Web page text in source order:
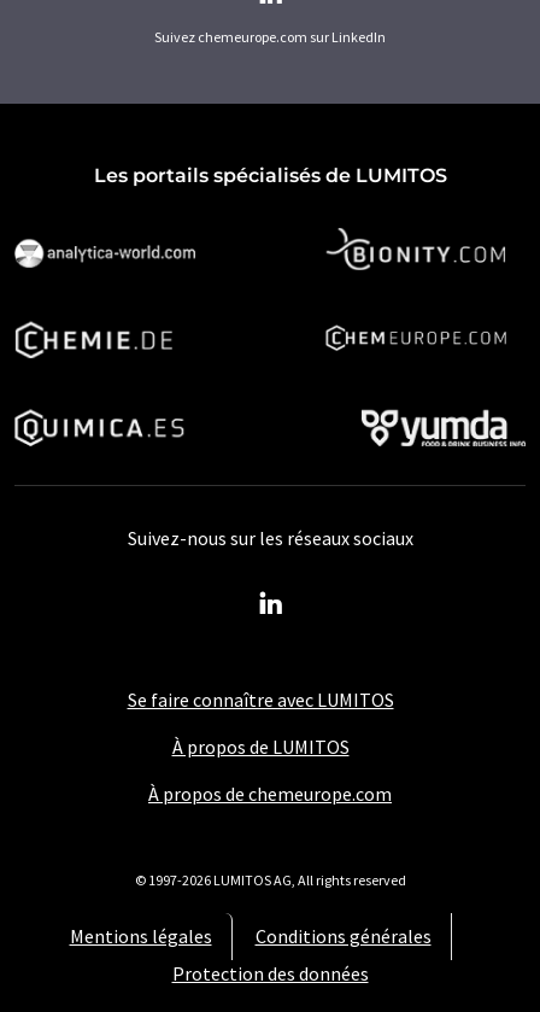
Suivez chemeurope.com sur LinkedIn
Les portails spécialisés de LUMITOS
Se faire connaître avec LUMITOS
À propos de LUMITOS
À propos de chemeurope.com
Mentions légales
Conditions générales
Protection des données
Suivez-nous sur les réseaux sociaux
© 1997-2026 LUMITOS AG, All rights reserved